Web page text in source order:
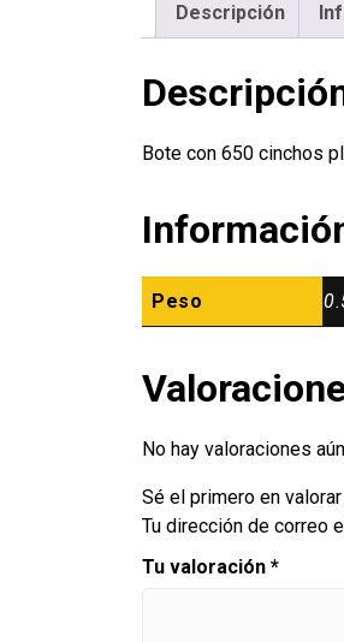
Descripción
Bote con 650 cinchos
Peso
No hay valoraciones
Sé el primero en
Tu dirección de correo
Tu valoración *